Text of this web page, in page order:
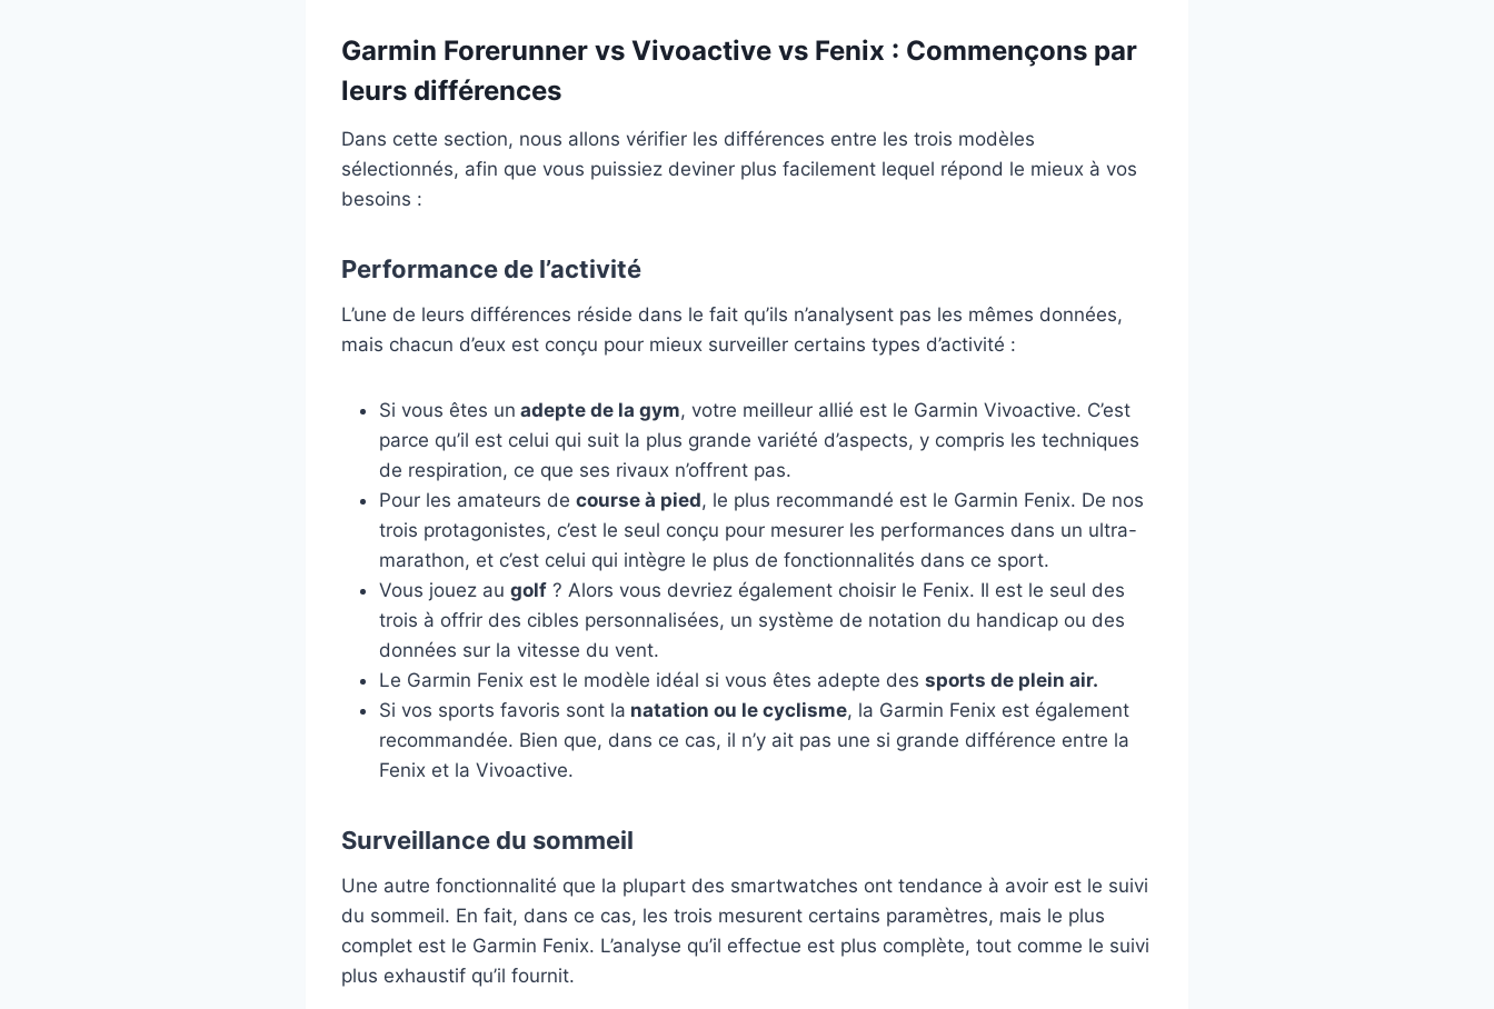
Garmin Forerunner vs Vivoactive vs Fenix : Commençons par
leurs différences
Dans cette section, nous allons vérifier les différences entre les trois modèles
sélectionnés, afin que vous puissiez deviner plus facilement lequel répond le mieux à vos
besoins :
Performance de l’activité
L’une de leurs différences réside dans le fait qu’ils n’analysent pas les mêmes données,
mais chacun d’eux est conçu pour mieux surveiller certains types d’activité :
Si vous êtes un adepte de la gym, votre meilleur allié est le Garmin Vivoactive. C’est
parce qu’il est celui qui suit la plus grande variété d’aspects, y compris les techniques
de respiration, ce que ses rivaux n’offrent pas.
Pour les amateurs de course à pied, le plus recommandé est le Garmin Fenix. De nos
trois protagonistes, c’est le seul conçu pour mesurer les performances dans un ultra-
marathon, et c’est celui qui intègre le plus de fonctionnalités dans ce sport.
Vous jouez au golf ? Alors vous devriez également choisir le Fenix. Il est le seul des
trois à offrir des cibles personnalisées, un système de notation du handicap ou des
données sur la vitesse du vent.
Le Garmin Fenix est le modèle idéal si vous êtes adepte des sports de plein air.
Si vos sports favoris sont la natation ou le cyclisme, la Garmin Fenix est également
recommandée. Bien que, dans ce cas, il n’y ait pas une si grande différence entre la
Fenix et la Vivoactive.
Surveillance du sommeil
Une autre fonctionnalité que la plupart des smartwatches ont tendance à avoir est le suivi
du sommeil. En fait, dans ce cas, les trois mesurent certains paramètres, mais le plus
complet est le Garmin Fenix. L’analyse qu’il effectue est plus complète, tout comme le suivi
plus exhaustif qu’il fournit.